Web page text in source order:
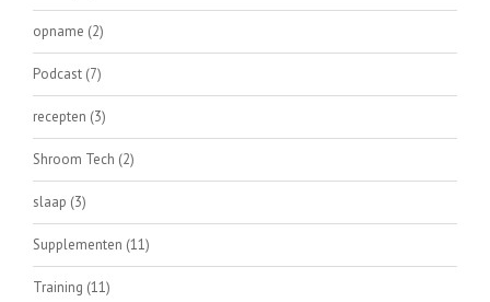
opname (2)
Podcast (7)
recepten (3)
Shroom Tech (2)
slaap (3)
Supplementen (11)
Training (11)